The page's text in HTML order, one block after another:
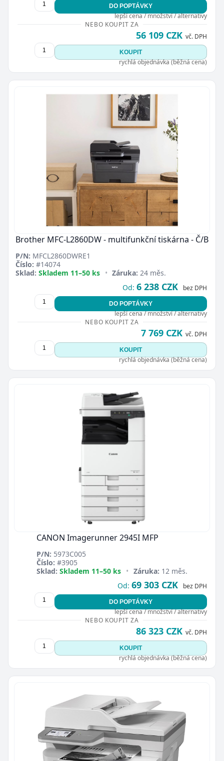
DO POPTÁVKY
lepší cena / množství / alternativy
NEBO KOUPIT ZA
56 109 CZK vč. DPH
KOUPIT
rychlá objednávka (běžná cena)
Brother MFC-L2860DW - multifunkční tiskárna - Č/B
P/N: MFCL2860DWRE1
Číslo: #14074
Sklad: Skladem 11–50 ks • Záruka: 24 měs.
Od: 6 238 CZK bez DPH
DO POPTÁVKY
lepší cena / množství / alternativy
NEBO KOUPIT ZA
7 769 CZK vč. DPH
KOUPIT
rychlá objednávka (běžná cena)
CANON Imagerunner 2945I MFP
P/N: 5973C005
Číslo: #3905
Sklad: Skladem 11–50 ks • Záruka: 12 měs.
Od: 69 303 CZK bez DPH
DO POPTÁVKY
lepší cena / množství / alternativy
NEBO KOUPIT ZA
86 323 CZK vč. DPH
KOUPIT
rychlá objednávka (běžná cena)